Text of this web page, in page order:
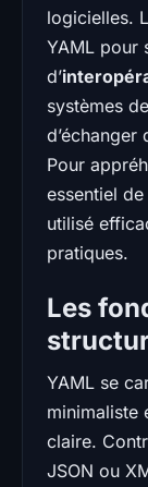
logicielles.
YAML pour
d’
systèmes
d’échanger
Pour
essentiel
utilisé
pratiques.
Les
YAML se
minimaliste
claire.
JSON ou